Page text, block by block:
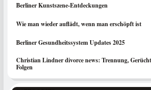
Berliner Kunstszene-Entdeckungen
Wie man wieder auflädt, wenn man erschöpft ist
Berliner Gesundheitssystem Updates 2025
Christian Lindner divorce news: Trennung,
Folgen